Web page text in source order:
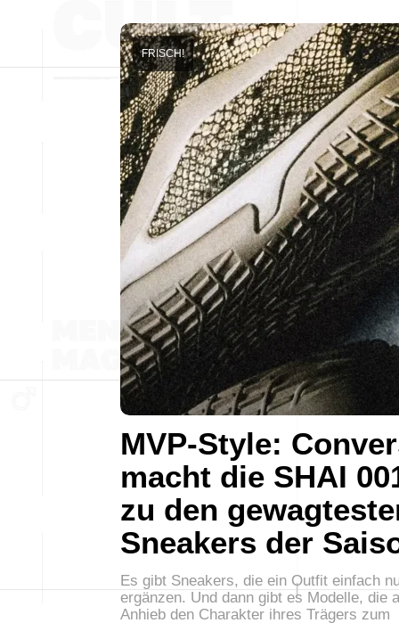
MVP-Style:
macht die SHAI
zu den
Sneakers der
FRISCH!
Es gibt Sneakers, die ein Outfit einfach
ergänzen. Und dann gibt es Modelle, die
Anhieb den Charakter ihres Trägers zum